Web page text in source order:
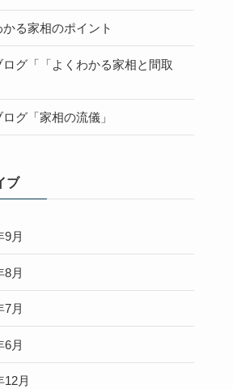
かる家相のポイント
ログ「「よくわかる家相と間取
グ「家相の流儀」
ブ
9月
8月
7月
6月
12月